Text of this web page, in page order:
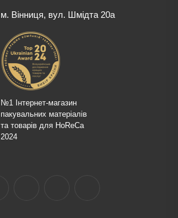
м. Вінниця, вул. Шмідта 20а
№1 Інтернет-магазин
пакувальних матеріалів
та товарів для HoReCa
2024